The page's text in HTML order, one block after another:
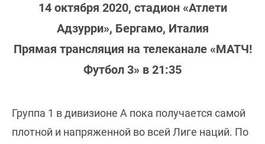
14 октября 2020, стадион «Атлети
Адзурри», Бергамо, Италия
Прямая трансляция на телеканале «МАТЧ!
Футбол 3» в 21:35
Группа 1 в дивизионе А пока получается самой
плотной и напряженной во всей Лиге наций. По